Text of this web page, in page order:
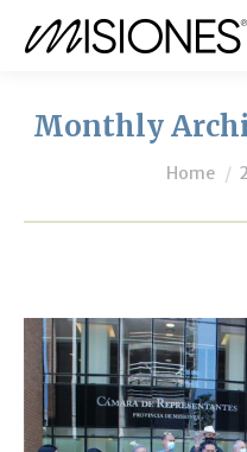
Monthly
You are
Home